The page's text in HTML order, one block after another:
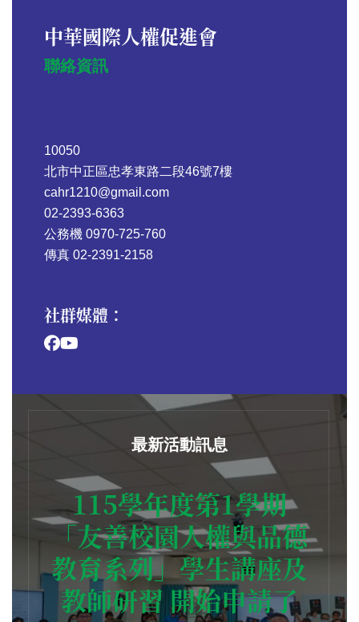
中華國際人權促進會
聯絡資訊
10050
北市中正區忠孝東路二段46號7樓
cahr1210@gmail.com
02-2393-6363
公務機 0970-725-760
傳真 02-2391-2158
社群媒體：
最新活動訊息
115學年度第1學期
「友善校園人權與品德
教育系列」學生講座及
教師研習 開始申請了